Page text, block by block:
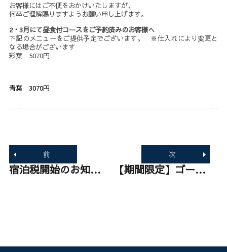
お客様にはご不便をおかけいたしますが、
何卒ご理解賜りますようお願い申し上げます。
2・3月にて昼食付コースをご予約済みのお客様へ
下記のメニューをご提供予定でございます。 ※仕入れにより変更と
なる場合がございます
彩葉 5070円
青葉 3070円
稿
ナ
ビ
ゲ
前
過
去
宿泊税開始のお知らせ
次
【期間限定】ゴールデンウィークランチビュッフェ開催！【2026】